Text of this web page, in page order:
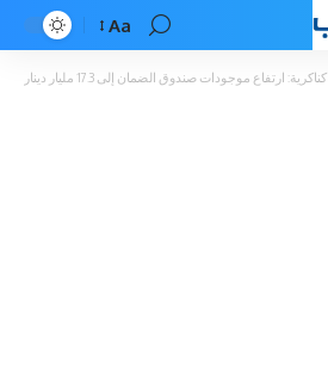
Font
Resizer
Aa
كناكرية: ارتفاع موجودات صندوق الضمان إلى 17.3 مليار دينار